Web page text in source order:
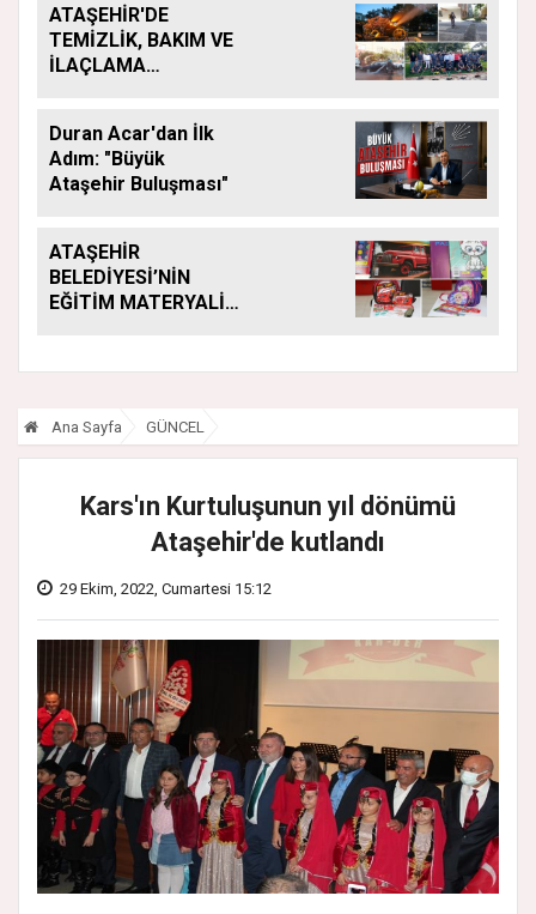
ATAŞEHİR'DE
TEMİZLİK, BAKIM VE
İLAÇLAMA
Duran Acar'dan İlk
Adım: "Büyük
Ataşehir Buluşması"
ATAŞEHİR
BELEDİYESİ’NİN
EĞİTİM MATERYALİ
SÜRÜYOR
Ana Sayfa GÜNCEL
Kars'ın Kurtuluşunun yıl dönümü
Ataşehir'de kutlandı
29 Ekim, 2022, Cumartesi 15:12